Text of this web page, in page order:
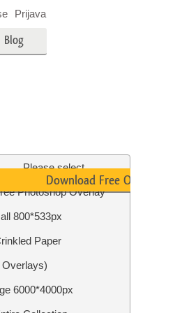
Blog
Prijava
Please select
Photoshop Overlay
800*533px
Paper
Overlays)
6000*4000px
Download Free Overlay